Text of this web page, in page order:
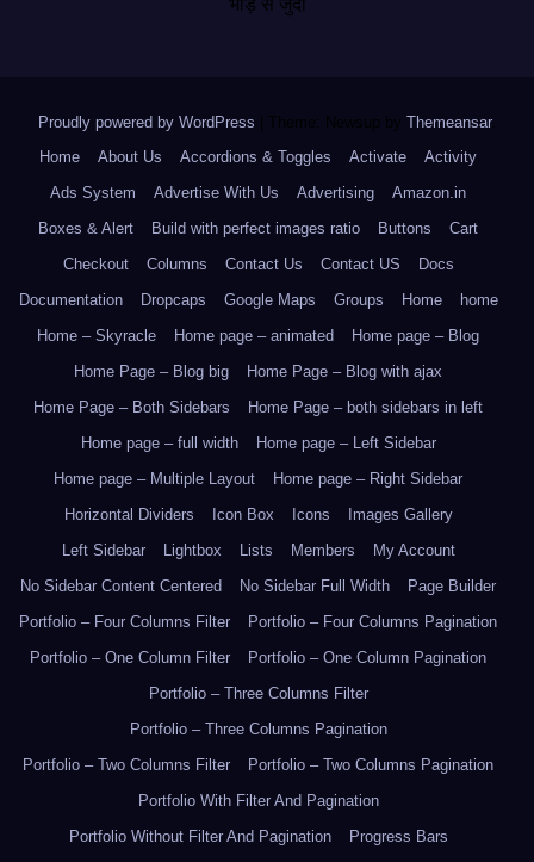
Proudly powered by WordPress Theme: Newsup by Themeansar.
Home
About Us Accordions & Toggles Activate
Activity
Ads System
Advertise With Us Advertising
Amazon.in
Boxes & Alert
Build with perfect images ratio Buttons
Cart
Checkout
Columns Contact Us Contact US
Docs
Documentation
Dropcaps Google Maps Groups Home
home
Home – Skyracle
Home page – animated
Home page – Blog
Home Page – Blog big
Home Page – Blog with ajax
Home Page – Both Sidebars
Home Page – both sidebars in left
Home page – full width
Home page – Left Sidebar
Home page – Multiple Layout
Home page – Right Sidebar
Horizontal Dividers
Icon Box Icons
Images Gallery
Left Sidebar
Lightbox Lists Members
My Account
No Sidebar Content Centered
No Sidebar Full Width
Page Builder
Portfolio – Four Columns Filter
Portfolio – Four Columns Pagination
Portfolio – One Column Filter
Portfolio – One Column Pagination
Portfolio – Three Columns Filter
Portfolio – Three Columns Pagination
Portfolio – Two Columns Filter
Portfolio – Two Columns Pagination
Portfolio With Filter And Pagination
Portfolio Without Filter And Pagination
Progress Bars